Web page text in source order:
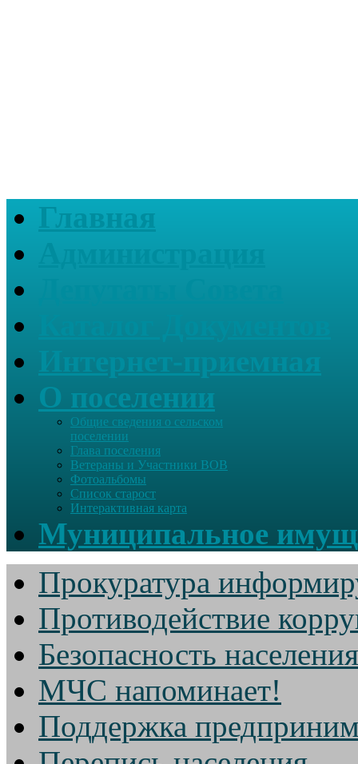
Главная
О поселении
Общие сведения о сельском
поселении
Глава поселения
Ветераны и Участники ВОВ
Фотоальбомы
Список старост
Интерактивная карта
Муниципальное
Прокуратура
Противодействие
Безопасность населения
МЧС напоминает!
Поддержка